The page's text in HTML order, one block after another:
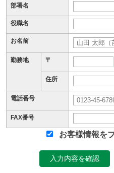
部署名
役職名
お名前
勤務地 〒
住所
電話番号
FAX番号
お客様情報を
入力内容を確認